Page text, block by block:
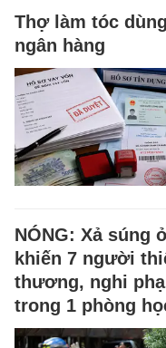
Thợ làm tóc
ngân hàng
NÓNG: Xả súng
khiến 7 người
thương, nghi
trong 1 phòng